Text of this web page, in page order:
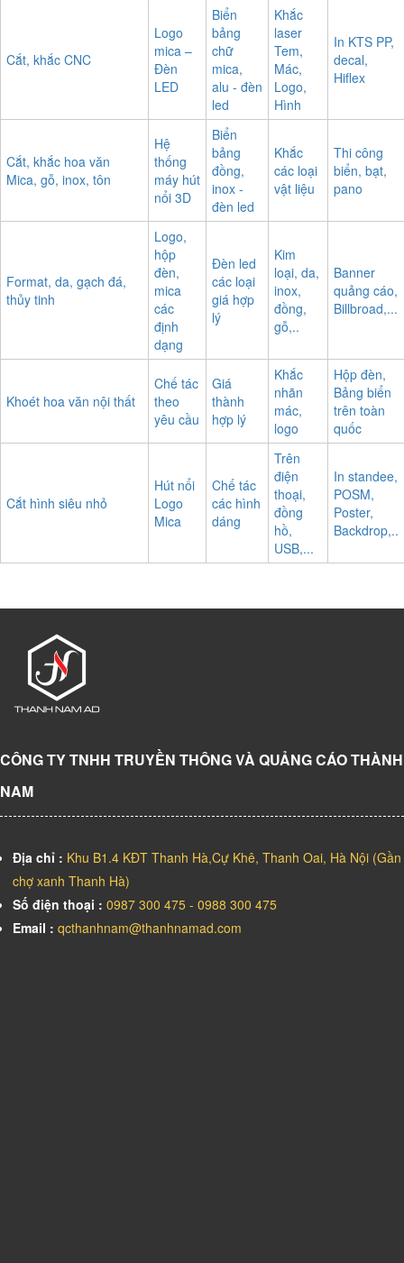
Cắt, khắc CNC
Logo
mica –
Đèn
LED
Biển
bảng
chữ
mica,
alu - đèn
led
Khắc
laser
Tem,
Mác,
Logo,
Hình
In KTS PP,
decal,
Hiflex
Cắt, khắc hoa văn
Mica, gỗ, inox, tôn
Hệ
thống
máy hút
nổi 3D
Biển
bảng
đồng,
inox -
đèn led
Khắc
các loại
vật liệu
Thi công
biển, bạt,
pano
Format, da, gạch đá,
thủy tinh
Logo,
hộp
đèn,
mica
các
định
dạng
Đèn led
các loại
giá hợp
lý
Kim
loại, da,
inox,
đồng,
gỗ,..
Banner
quảng cáo,
Billbroad,...
Khoét hoa văn nội thất
Chế tác
theo
yêu cầu
Giá
thành
hợp lý
Khắc
nhãn
mác,
logo
Hộp đèn,
Bảng biển
trên toàn
quốc
Cắt hình siêu nhỏ
Hút nổi
Logo
Mica
Chế tác
các hình
dáng
Trên
điện
thoại,
đồng
hồ,
USB,...
In standee,
POSM,
Poster,
Backdrop,..
CÔNG TY TNHH TRUYỀN THÔNG VÀ QUẢNG CÁO THÀNH
NAM
Địa chỉ : Khu B1.4 KĐT Thanh Hà,Cự Khê, Thanh Oai, Hà Nội (Gần
chợ xanh Thanh Hà)
Số điện thoại : 0987 300 475 - 0988 300 475
Email : qcthanhnam@thanhnamad.com